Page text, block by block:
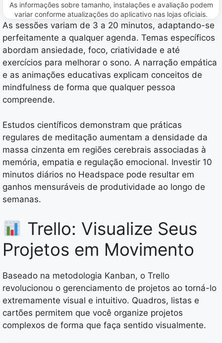
As informações sobre tamanho, instalações e avaliação podem
variar conforme atualizações do aplicativo nas lojas oficiais.
As sessões variam de 3 a 20 minutos, adaptando-se
perfeitamente a qualquer agenda. Temas específicos
abordam ansiedade, foco, criatividade e até
exercícios para melhorar o sono. A narração empática
e as animações educativas explicam conceitos de
mindfulness de forma que qualquer pessoa
compreende.
Estudos científicos demonstram que práticas
regulares de meditação aumentam a densidade da
massa cinzenta em regiões cerebrais associadas à
memória, empatia e regulação emocional. Investir 10
minutos diários no Headspace pode resultar em
ganhos mensuráveis de produtividade ao longo de
semanas.
Trello: Visualize Seus
Projetos em Movimento
Baseado na metodologia Kanban, o Trello
revolucionou o gerenciamento de projetos ao torná-lo
extremamente visual e intuitivo. Quadros, listas e
cartões permitem que você organize projetos
complexos de forma que faça sentido visualmente.